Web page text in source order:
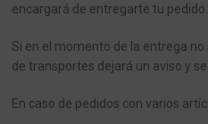
encargará de entregarte tu pedido.
Si en el momento de la entrega
de transportes dejará un aviso y
En caso de pedidos con varios